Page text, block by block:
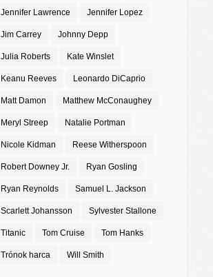
Jennifer Lawrence Jennifer Lopez
Jim Carrey Johnny Depp
Julia Roberts Kate Winslet
Keanu Reeves Leonardo DiCaprio
Matt Damon Matthew McConaughey
Meryl Streep Natalie Portman
Nicole Kidman Reese Witherspoon
Robert Downey Jr. Ryan Gosling
Ryan Reynolds Samuel L. Jackson
Scarlett Johansson Sylvester Stallone
Titanic Tom Cruise Tom Hanks
Trónok harca Will Smith